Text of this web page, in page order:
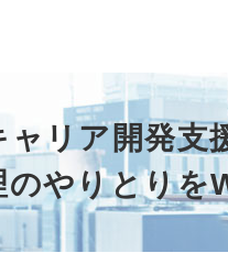
リア開発支
のやりとりを